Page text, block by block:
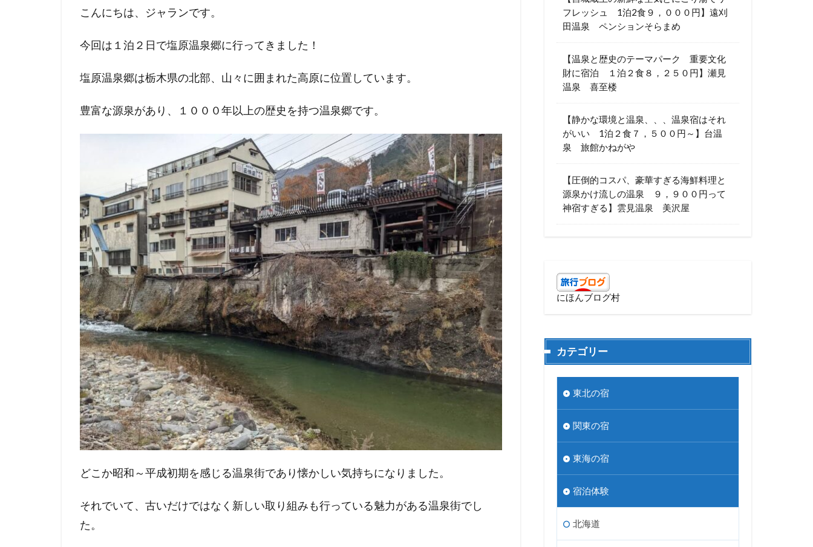
こんにちは、ジャランです。
今回は１泊２日で塩原温泉郷に行ってきました！
塩原温泉郷は栃木県の北部、山々に囲まれた高原に位置しています。
豊富な源泉があり、１０００年以上の歴史を持つ温泉郷です。
どこか昭和～平成初期を感じる温泉街であり懐かしい気持ちになりました。
それでいて、古いだけではなく新しい取り組みも行っている魅力がある温泉街でし
た。
フレッシュ 1泊2食９，０００円】遠刈
田温泉 ペンションそらまめ
【温泉と歴史のテーマパーク 重要文化
財に宿泊 １泊２食８，２５０円】瀬見
温泉 喜至楼
【静かな環境と温泉、、、温泉宿はそれ
がいい 1泊２食７，５００円～】台温
泉 旅館かねがや
【圧倒的コスパ、豪華すぎる海鮮料理と
源泉かけ流しの温泉 ９，９００円って
神宿すぎる】雲見温泉 美沢屋
にほんブログ村
カテゴリー
東北の宿
関東の宿
東海の宿
宿泊体験
北海道